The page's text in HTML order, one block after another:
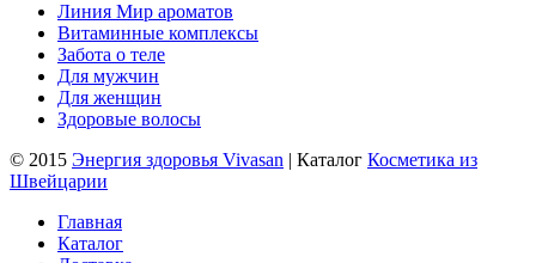
Линия Мир ароматов
Витаминные комплексы
Забота о теле
Для мужчин
Для женщин
Здоровые волосы
© 2015 Энергия здоровья Vivasan | Каталог Косметика из
Швейцарии
Главная
Каталог